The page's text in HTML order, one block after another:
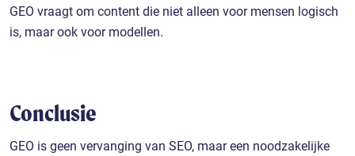
GEO vraagt om content die niet alleen voor mensen logisch
is, maar ook voor modellen.
Conclusie
GEO is geen vervanging van SEO, maar een noodzakelijke